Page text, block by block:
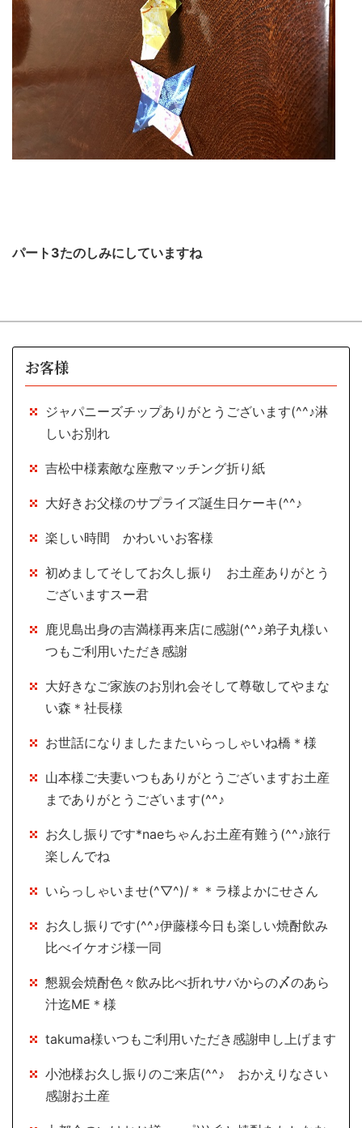
パート3たのしみにしていますね
お客様
ジャパニーズチップありがとうございます(^^♪淋
しいお別れ
吉松中様素敵な座敷マッチング折り紙
大好きお父様のサプライズ誕生日ケーキ(^^♪
楽しい時間 かわいいお客様
初めましてそしてお久し振り お土産ありがとう
ございますスー君
鹿児島出身の吉満様再来店に感謝(^^♪弟子丸様い
つもご利用いただき感謝
大好きなご家族のお別れ会そして尊敬してやまな
い森＊社長様
お世話になりましたまたいらっしゃいね橋＊様
山本様ご夫妻いつもありがとうございますお土産
までありがとうございます(^^♪
お久し振りです*naeちゃんお土産有難う(^^♪旅行
楽しんでね
いらっしゃいませ(^▽^)/＊＊ラ様よかにせさん
お久し振りです(^^♪伊藤様今日も楽しい焼酎飲み
比べイケオジ様一同
懇親会焼酎色々飲み比べ折れサバからの〆のあら
汁迄ME＊様
takuma様いつもご利用いただき感謝申し上げます
小池様お久し振りのご来店(^^♪ おかえりなさい
感謝お土産